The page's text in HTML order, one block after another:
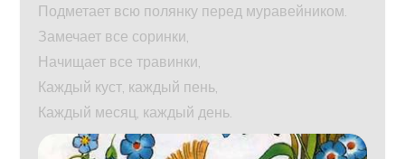
Подметает всю полянку перед муравейником.
Замечает все соринки,
Начищает все травинки,
Каждый куст, каждый пень,
Каждый месяц, каждый день.